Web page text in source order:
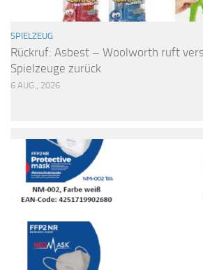
SPIELZEUG
Rückruf: Asbest – Woolworth ruft
Spielzeuge zurück
6 AUG., 2026